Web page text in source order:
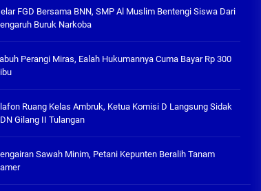
05/08/2026
300 Ribu
Plafon Ruang Kelas Ambruk,
Ketua Komisi D Langsung Sidak
SDN Gilang II Tulangan
05/08/2026
FGD Bersama BNN, SMP Al Muslim Bentengi Siswa Dari
Buruk Narkoba
Perangi Miras, Ealah Hukumannya Cuma Bayar Rp 300
Ruang Kelas Ambruk, Ketua Komisi D Langsung Sidak
Gilang II Tulangan
Sawah Minim, Petani Kepunten Beralih Tanam